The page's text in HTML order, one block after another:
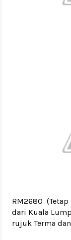
RM2680
dari Kuala
rujuk Terma